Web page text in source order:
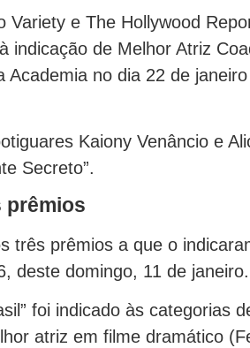
Variety e The Hollywood
indicação de Melhor Atriz
Academia no dia 22 de
Kaiony Venâncio e
Secreto”.
prêmios
três prêmios a que o
deste domingo, 11 de janeiro.
foi indicado às categorias
atriz em filme dramático